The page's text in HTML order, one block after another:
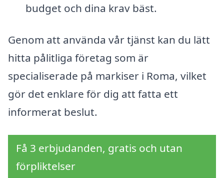
budget och dina krav bäst.
Genom att använda vår tjänst kan du lätt
hitta pålitliga företag som är
specialiserade på markiser i Roma, vilket
gör det enklare för dig att fatta ett
informerat beslut.
Få 3 erbjudanden, gratis och utan
förpliktelser